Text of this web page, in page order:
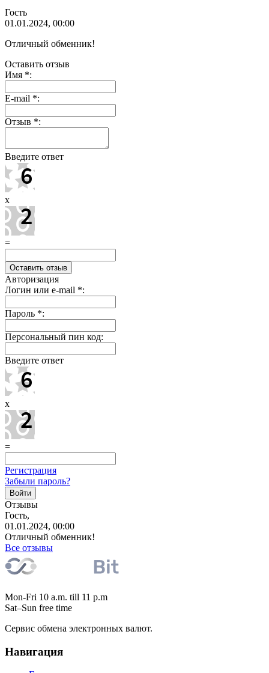
Гость
01.01.2024, 00:00
Отличный обменник!
Оставить отзыв
Имя *:
E-mail *:
Отзыв *:
Введите ответ
x
=
Авторизация
Логин или e-mail *:
Пароль *:
Персональный пин код:
Введите ответ
x
=
Регистрация
Забыли пароль?
Отзывы
Гость,
01.01.2024, 00:00
Отличный обменник!
Все отзывы
Mon-Fri 10 a.m. till 11 p.m
Sat–Sun free time
Сервис обмена электронных валют.
Навигация